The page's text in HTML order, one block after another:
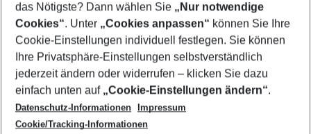
Footer
Footer navigation
Über uns
AGB
Cookie-Einstellungen ändern
Cookie-Richtlinie
Datenschutz
Service & Hilfe
Barrierefreies Reisen
Check-in
Folgen Sie uns
das Nötigste? Dann wählen Sie „Nur notwendige
Cookies“. Unter „Cookies anpassen“ können Sie Ihre
Cookie-Einstellungen individuell festlegen. Sie können
Ihre Privatsphäre-Einstellungen selbstverständlich
jederzeit ändern oder widerrufen – klicken Sie dazu
einfach unten auf „Cookie-Einstellungen ändern“.
Datenschutz-Informationen
Impressum
Cookie/Tracking-Informationen